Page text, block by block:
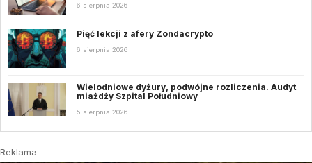
6 sierpnia 2026
Pięć lekcji z afery Zondacrypto
6 sierpnia 2026
Wielodniowe dyżury, podwójne rozliczenia. Audyt
miażdży Szpital Południowy
5 sierpnia 2026
Reklama